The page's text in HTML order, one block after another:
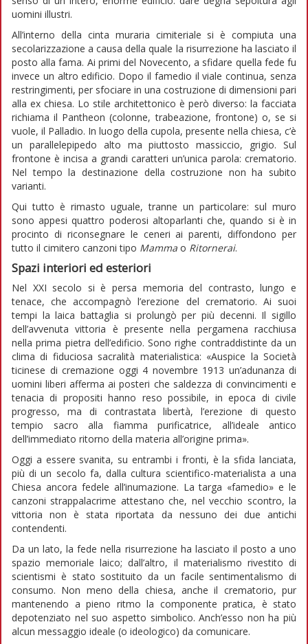
uomini illustri.
All’interno della cinta muraria cimiteriale si è compiuta una
secolarizzazione a causa della quale la risurrezione ha lasciato il
posto alla fama. Ai primi del Novecento, a sfidare quella fede fu
invece un altro edificio. Dopo il famedio il viale continua, senza
restringimenti, per sfociare in una costruzione di dimensioni pari
alla ex chiesa. Lo stile architettonico è però diverso: la facciata
richiama il Pantheon (colonne, trabeazione, frontone) o, se si
vuole, il Palladio. In luogo della cupola, presente nella chiesa, c’è
un parallelepipedo alto ma piuttosto massiccio, grigio. Sul
frontone è incisa a grandi caratteri un’unica parola: crematorio.
Nel tempo la destinazione della costruzione non ha subito
varianti.
Qui tutto è rimasto uguale, tranne un particolare: sul muro
sono appesi quattro poderosi altoparlanti che, quando si è in
procinto di riconsegnare le ceneri ai parenti, diffondono per
tutto il cimitero canzoni tipo Mamma o Ritornerai.
Spazi interiori ed esteriori
Nel XXI secolo si è persa memoria del contrasto, lungo e
tenace, che accompagnò l’erezione del crematorio. Ai suoi
tempi la laica battaglia si prolungò per più decenni. Il sigillo
dell’avvenuta vittoria è presente nella pergamena racchiusa
nella prima pietra dell’edificio. Sono righe contraddistinte da un
clima di fiduciosa sacralità materialistica: «Auspice la Società
ticinese di cremazione oggi 4 novembre 1913 un’adunanza di
uomini liberi afferma ai posteri che saldezza di convincimenti e
tenacia di propositi hanno reso possibile, in epoca di civile
progresso, ma di contrastata libertà, l’erezione di questo
tempio sacro alla fiamma purificatrice, all’ideale antico
dell’immediato ritorno della materia all’origine prima».
Oggi a essere svanita, su entrambi i fronti, è la sfida lanciata,
più di un secolo fa, dalla cultura scientifico-materialista a una
Chiesa ancora fedele all’inumazione. La targa «famedio» e le
canzoni strappalacrime attestano che, nel vecchio scontro, la
vittoria non è stata riportata da nessuno dei due antichi
contendenti.
Da un lato, la fede nella risurrezione ha lasciato il posto a uno
spazio memoriale laico; dall’altro, il materialismo rivestito di
scientismi è stato sostituito da un facile sentimentalismo di
consumo. Non meno della chiesa, anche il crematorio, pur
mantenendo a pieno ritmo la componente pratica, è stato
depotenziato nel suo aspetto simbolico. Anch’esso non ha più
alcun messaggio ideale (o ideologico) da comunicare.